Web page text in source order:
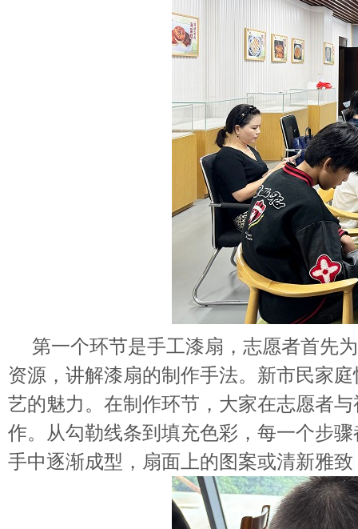
第一个环节是手工漆扇，志愿者首先
资源，讲解漆扇的制作手法。新市民家
艺的魅力。在制作环节，大家在志愿者
作。从勾勒线条到填充色彩，每一个步
手中逐渐成型，扇面上的图案或清新雅